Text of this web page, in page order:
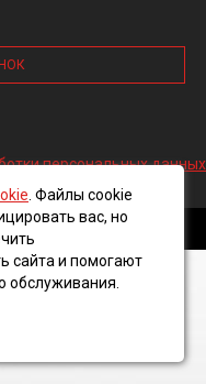
персональных данных
2016 ©
. Файлы cookie
вас, но
сайта и помогают
обслуживания.